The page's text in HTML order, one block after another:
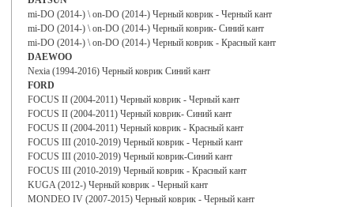
mi-DO (2014-) \ on-DO (2014-) Черный коврик - Черный кант
mi-DO (2014-) \ on-DO (2014-) Черный коврик- Синий кант
mi-DO (2014-) \ on-DO (2014-) Черный коврик - Красный кант
DAEWOO
Nexia (1994-2016) Черный коврик Синий кант
FORD
FOCUS II (2004-2011) Черный коврик - Черный кант
FOCUS II (2004-2011) Черный коврик- Синий кант
FOCUS II (2004-2011) Черный коврик - Красный кант
FOCUS III (2010-2019) Черный коврик - Черный кант
FOCUS III (2010-2019) Черный коврик-Синий кант
FOCUS III (2010-2019) Черный коврик - Красный кант
KUGA (2012-) Черный коврик - Черный кант
MONDEO IV (2007-2015) Черный коврик - Черный кант